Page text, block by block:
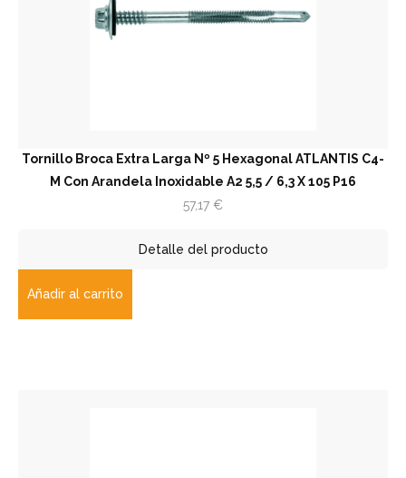
Tornillo Broca Extra Larga Nº 5 Hexagonal ATLANTIS C4-
M Con Arandela Inoxidable A2 5,5 / 6,3 X 105 P16
57,17 €
Detalle del producto
Añadir al carrito